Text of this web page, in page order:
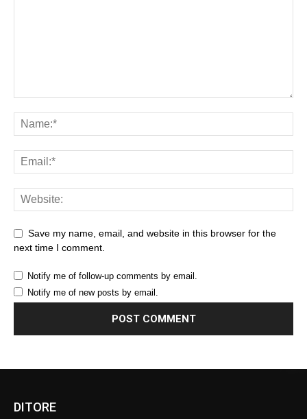
Save my name, email, and website in this browser for the
next time I comment.
Notify me of follow-up comments by email.
Notify me of new posts by email.
DITORE